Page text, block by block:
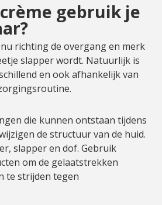
gebruik je
richting de overgang en merk
slapper wordt. Natuurlijk is
en ook afhankelijk van
die kunnen ontstaan tijdens
de structuur van de huid.
slapper en dof. Gebruik
om de gelaatstrekken
te strijden tegen